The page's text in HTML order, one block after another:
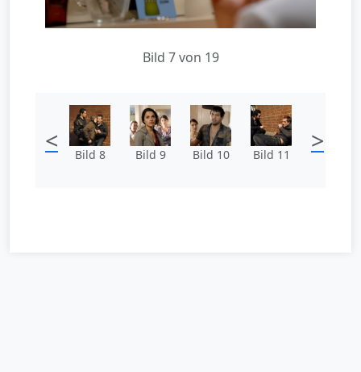
Bild 7 von 19
< Bild 8 Bild 9 Bild 10 Bild 11 >